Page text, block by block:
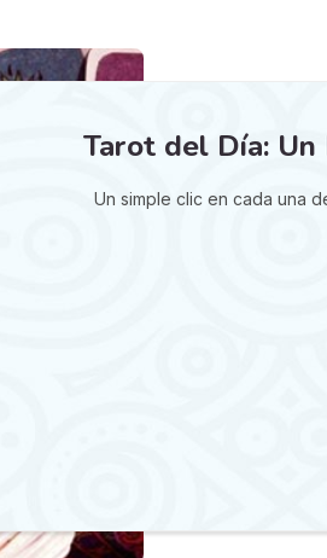
Tarot del Día: Un
Un simple clic en cada una